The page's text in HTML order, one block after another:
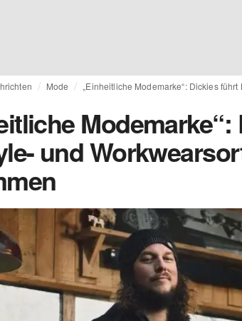
Mode „Einheitliche Modemarke“: Dickies
und